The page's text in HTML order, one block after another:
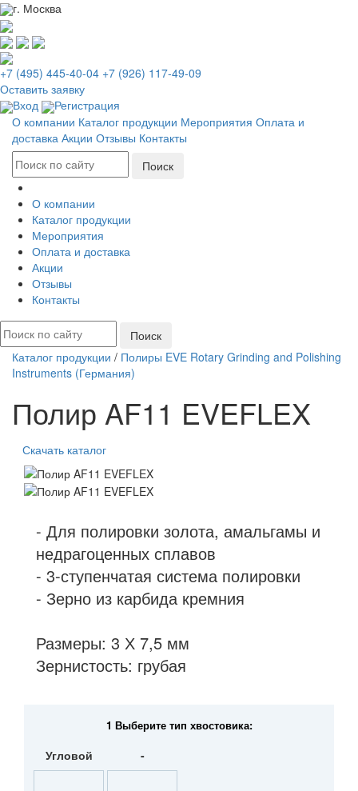
г. Москва
+7 (495) 445-40-04 +7 (926) 117-49-09
Оставить заявку
Вход
Регистрация
О компании Каталог продукции Мероприятия Оплата и
доставка Акции Отзывы Контакты
О компании
Каталог продукции
Мероприятия
Оплата и доставка
Акции
Отзывы
Контакты
Каталог продукции / Полиры EVE Rotary Grinding and Polishing
Instruments (Германия)
Полир AF11 EVEFLEX
Скачать каталог
- Для полировки золота, амальгамы и
недрагоценных сплавов
- 3-ступенчатая система полировки
- Зерно из карбида кремния
Размеры: 3 Х 7,5 мм
Зернистость: грубая
1 Выберите тип хвостовика:
Угловой -